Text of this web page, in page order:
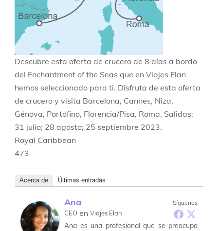
Descubre esta oferta de crucero de 8 días a bordo
del Enchantment of the Seas que en Viajes Elan
hemos seleccionado para ti. Disfruta de esta oferta
de crucero y visita Barcelona, Cannes, Niza,
Génova, Portofino, Florencia/Pisa, Roma. Salidas:
31 julio; 28 agosto; 25 septiembre 2023.
Royal Caribbean
473
Acerca de Últimas entradas
Síguenos
Ana
CEO en Viajes Elan
Ana es una profesional que se preocupa